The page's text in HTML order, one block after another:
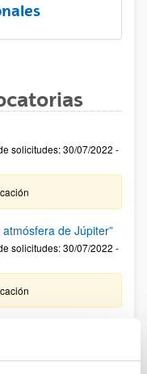
solicitudes: 30/07/2022 -
de Júpiter”
solicitudes: 30/07/2022 -
multilayered
localized transient
during